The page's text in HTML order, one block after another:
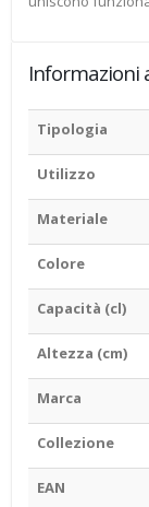
Informazioni
Tipologia
Utilizzo
Materiale
Colore
Capacità (cl)
Altezza (cm)
Marca
Collezione
EAN